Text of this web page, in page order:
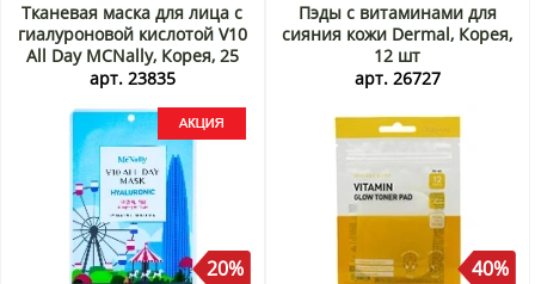
Тканевая маска для лица с
гиалуроновой кислотой V10
All Day MCNally, Корея, 25
мл Акция
арт. 23835
20%
Пэды с витаминами для
сияния кожи Dermal, Корея,
12 шт
арт. 26727
40%